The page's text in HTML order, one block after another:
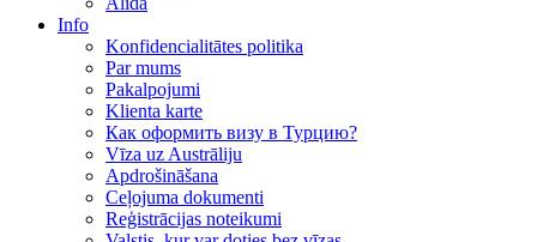
Info
Konfidencialitātes politika
Par mums
Рakalpojumi
Klienta karte
Как оформить визу в Турцию?
Vīza uz Austrāliju
Apdrošināšana
Ceļojuma dokumenti
Reģistrācijas noteikumi